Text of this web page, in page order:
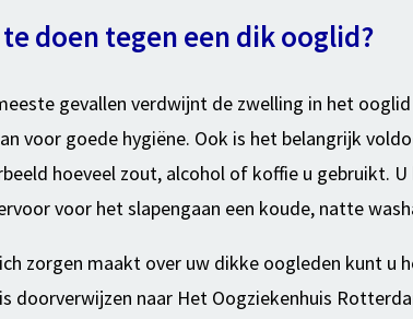
doen tegen een dik ooglid?
gevallen verdwijnt de zwelling in het
voor goede hygiëne. Ook is het belangrijk
hoeveel zout, alcohol of koffie u gebruikt.
voor het slapengaan een koude, natte
zorgen maakt over uw dikke oogleden kunt u
doorverwijzen naar Het Oogziekenhuis